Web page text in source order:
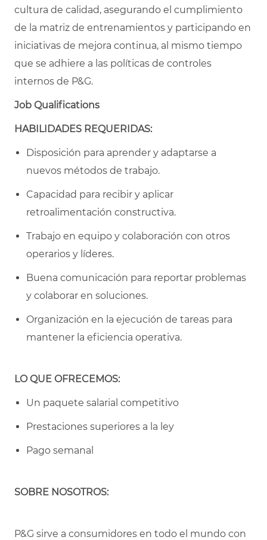
cultura de calidad, asegurando el cumplimiento
de la matriz de entrenamientos y participando en
iniciativas de mejora continua, al mismo tiempo
que se adhiere a las políticas de controles
internos de P&G.
Job Qualifications
HABILIDADES REQUERIDAS:
Disposición para aprender y adaptarse a
nuevos métodos de trabajo.
Capacidad para recibir y aplicar
retroalimentación constructiva.
Trabajo en equipo y colaboración con otros
operarios y líderes.
Buena comunicación para reportar problemas
y colaborar en soluciones.
Organización en la ejecución de tareas para
mantener la eficiencia operativa.
LO QUE OFRECEMOS:
Un paquete salarial competitivo
Prestaciones superiores a la ley
Pago semanal
SOBRE NOSOTROS:
P&G sirve a consumidores en todo el mundo con